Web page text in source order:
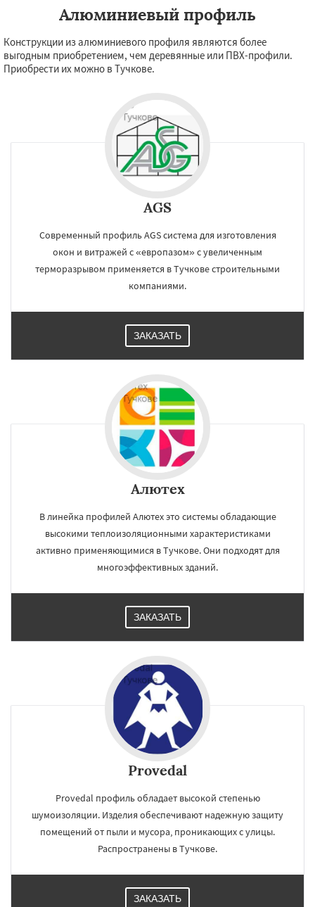
Алюминиевый профиль
Конструкции из алюминиевого профиля являются более
выгодным приобретением, чем деревянные или ПВХ-профили.
Приобрести их можно в Тучкове.
AGS
Современный профиль AGS система для изготовления
окон и витражей с «европазом» с увеличенным
терморазрывом применяется в Тучкове строительными
компаниями.
ЗАКАЗАТЬ
Алютех
В линейка профилей Алютех это системы обладающие
высокими теплоизоляционными характеристиками
активно применяющимися в Тучкове. Они подходят для
многоэффективных зданий.
ЗАКАЗАТЬ
Provedal
Provedal профиль обладает высокой степенью
шумоизоляции. Изделия обеспечивают надежную защиту
помещений от пыли и мусора, проникающих с улицы.
Распространены в Тучкове.
ЗАКАЗАТЬ